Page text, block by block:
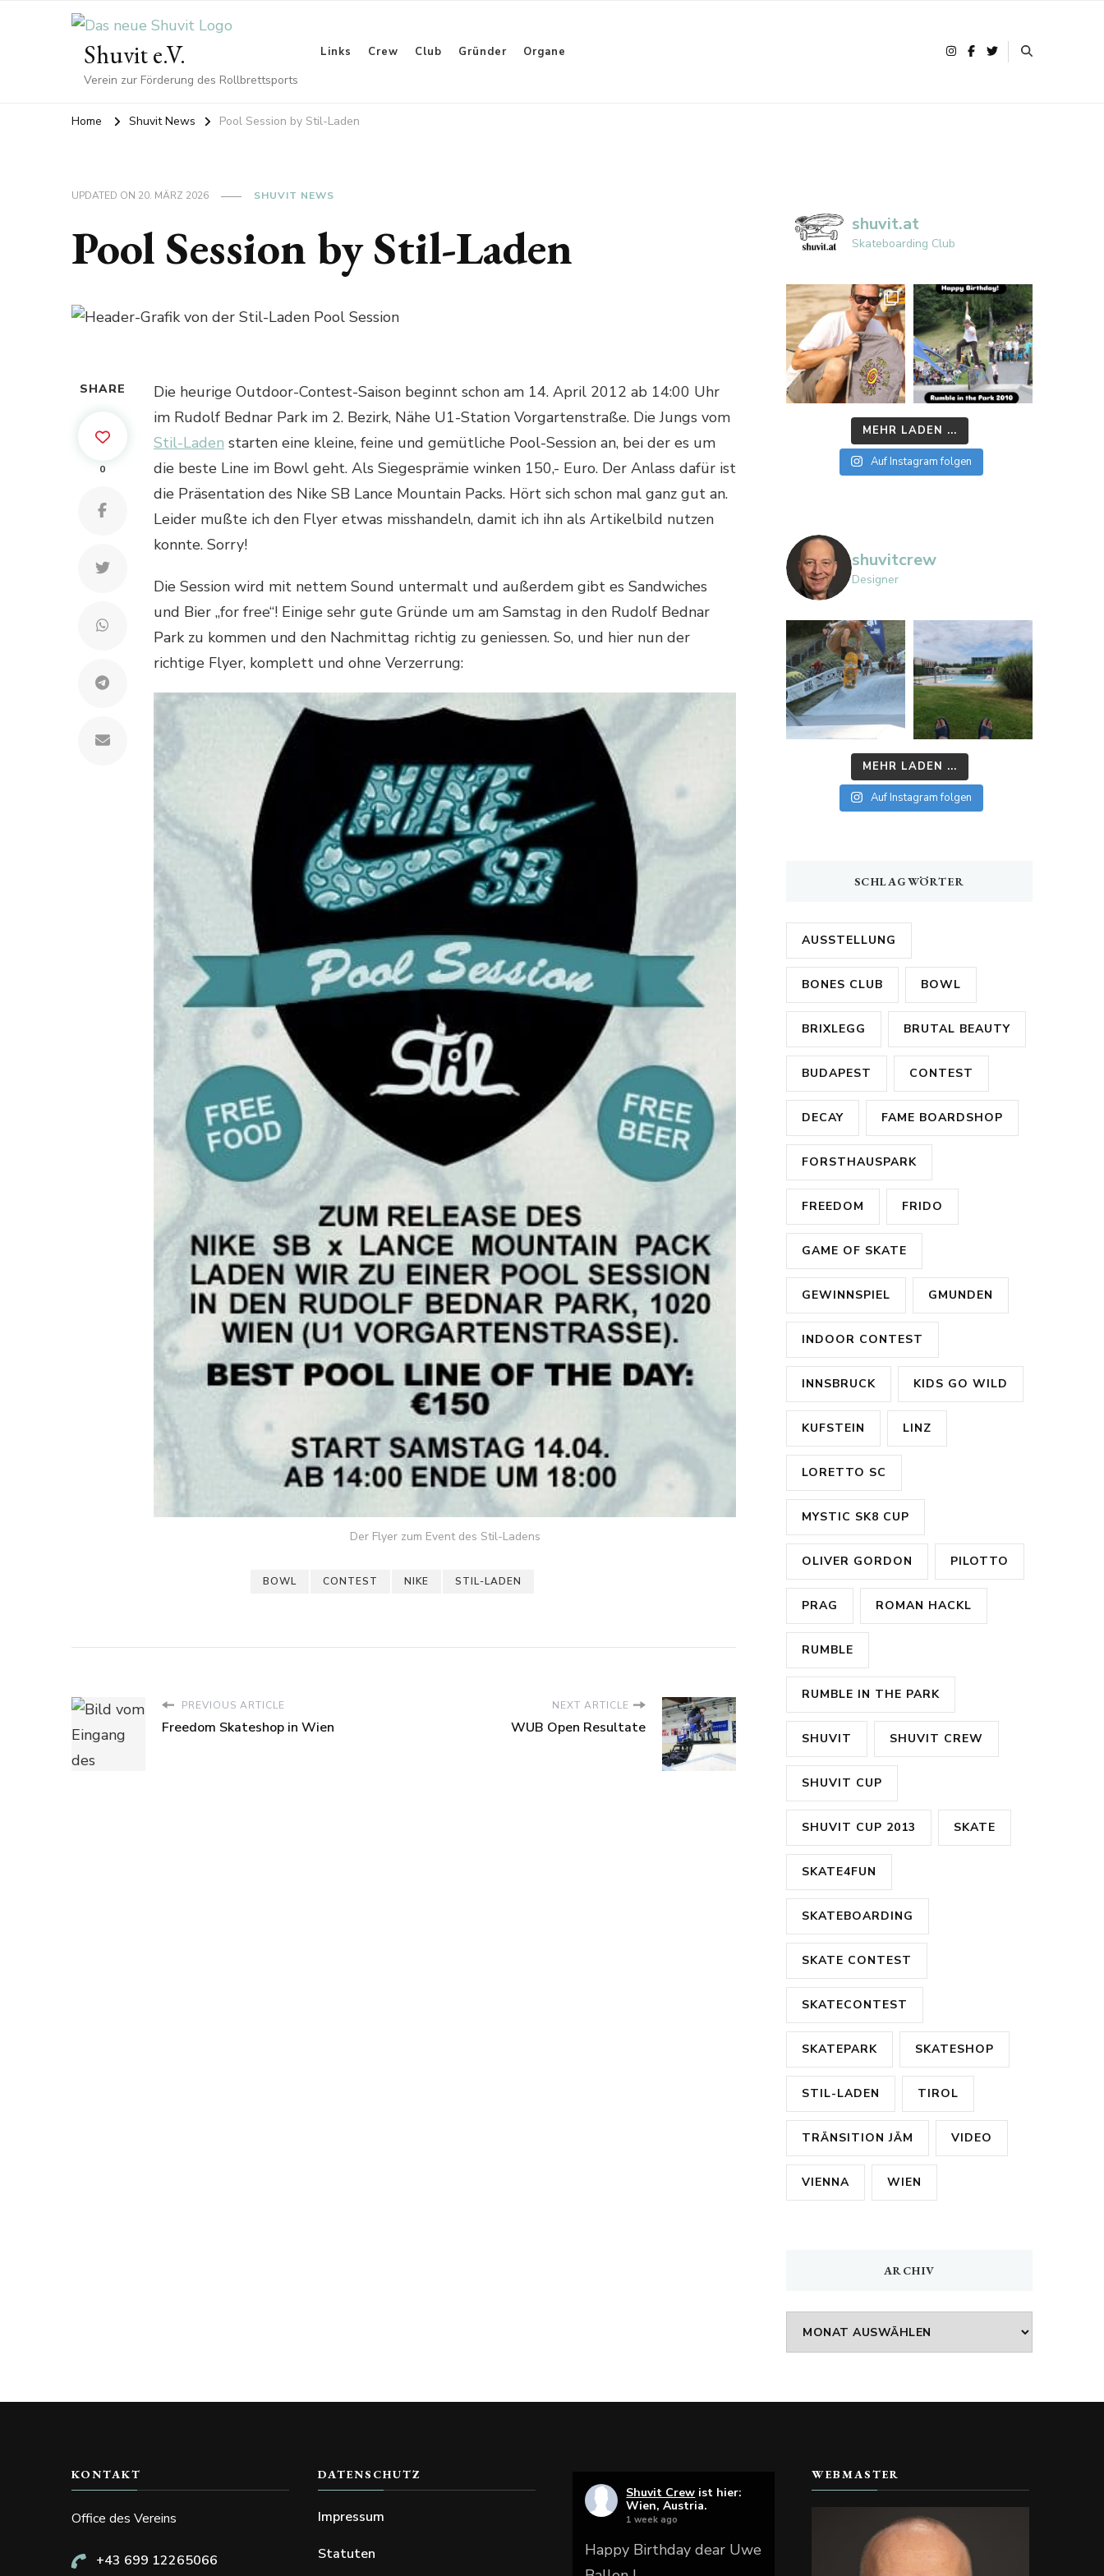
Shuvit e.V.
Verein zur Förderung des Rollbrettsports
Links Crew Club Gründer Organe
Home Shuvit News Pool Session by Stil-Laden
UPDATED ON 20. MÄRZ 2026 SHUVIT NEWS
Pool Session by Stil-Laden
SHARE
0
Die heurige Outdoor-Contest-Saison beginnt schon am 14. April 2012 ab 14:00 Uhr
im Rudolf Bednar Park im 2. Bezirk, Nähe U1-Station Vorgartenstraße. Die Jungs vom
Stil-Laden starten eine kleine, feine und gemütliche Pool-Session an, bei der es um
die beste Line im Bowl geht. Als Siegesprämie winken 150,- Euro. Der Anlass dafür ist
die Präsentation des Nike SB Lance Mountain Packs. Hört sich schon mal ganz gut an.
Leider mußte ich den Flyer etwas misshandeln, damit ich ihn als Artikelbild nutzen
konnte. Sorry!
Die Session wird mit nettem Sound untermalt und außerdem gibt es Sandwiches
und Bier „for free“! Einige sehr gute Gründe um am Samstag in den Rudolf Bednar
Park zu kommen und den Nachmittag richtig zu geniessen. So, und hier nun der
richtige Flyer, komplett und ohne Verzerrung:
Der Flyer zum Event des Stil-Ladens
BOWL CONTEST NIKE STIL-LADEN
PREVIOUS ARTICLE
Freedom Skateshop in Wien
NEXT ARTICLE
WUB Open Resultate
shuvit.at
Skateboarding Club
MEHR LADEN ...
Auf Instagram folgen
shuvitcrew
Designer
MEHR LADEN ...
Auf Instagram folgen
SCHLAGWÖRTER
AUSSTELLUNG
BONES CLUB BOWL
BRIXLEGG BRUTAL BEAUTY
BUDAPEST CONTEST
DECAY FAME BOARDSHOP
FORSTHAUSPARK
FREEDOM FRIDO
GAME OF SKATE
GEWINNSPIEL GMUNDEN
INDOOR CONTEST
INNSBRUCK KIDS GO WILD
KUFSTEIN LINZ
LORETTO SC
MYSTIC SK8 CUP
OLIVER GORDON PILOTTO
PRAG ROMAN HACKL
RUMBLE
RUMBLE IN THE PARK
SHUVIT SHUVIT CREW
SHUVIT CUP
SHUVIT CUP 2013 SKATE
SKATE4FUN
SKATEBOARDING
SKATE CONTEST
SKATECONTEST
SKATEPARK SKATESHOP
STIL-LADEN TIROL
TRÄNSITION JÄM VIDEO
VIENNA WIEN
ARCHIV
Archiv
KONTAKT
Office des Vereins
+43 699 12265066
DATENSCHUTZ
Impressum
Statuten
Shuvit Crew ist hier:
Wien, Austria.
1 week ago
Happy Birthday dear Uwe
WEBMASTER